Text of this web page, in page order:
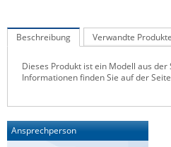
Legrand
Milesight
Netio
Beschreibung Verwandte Produkte
Dieses Produkt ist ein Modell aus der
Informationen finden Sie auf der
Ansprechperson